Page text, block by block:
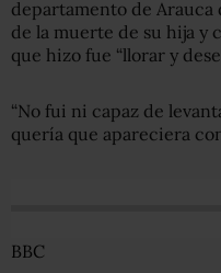
departamento de
de la muerte de su hija y
que hizo fue “llorar y
“No fui ni capaz de
quería que apareciera
BBC